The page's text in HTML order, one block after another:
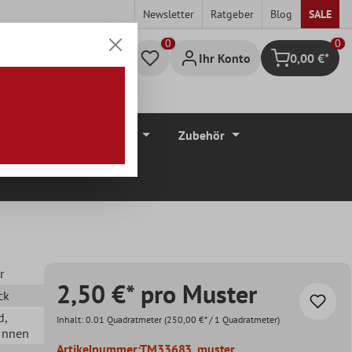
Newsletter Ratgeber Blog SALE
Ihr Konto Warenkorb
0
0,00 €*
Zubehör
,
2,50 €* pro Muster
Inhalt: 0.01 Quadratmeter (250,00 €* / 1 Quadratmeter)
Artikelnummer:TM33683_muster